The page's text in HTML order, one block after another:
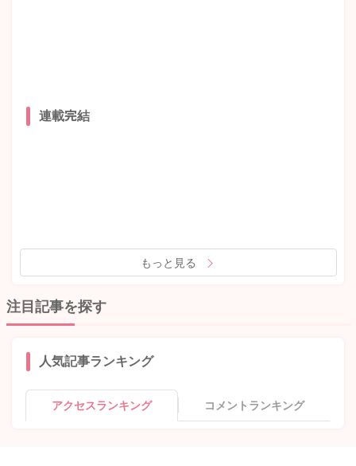
連載完結
もっと見る
注目記事を探す
人気記事ランキング
アクセスランキング コメントランキング